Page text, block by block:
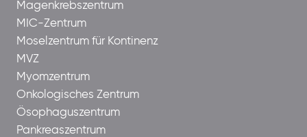
Magenkrebszentrum
MIC-Zentrum
Moselzentrum für Kontinenz
MVZ
Myomzentrum
Onkologisches Zentrum
Ösophaguszentrum
Pankreaszentrum